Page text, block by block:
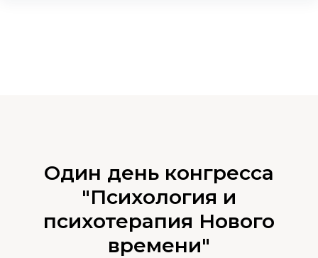
Один день конгресса
"Психология и
психотерапия Нового
времени"